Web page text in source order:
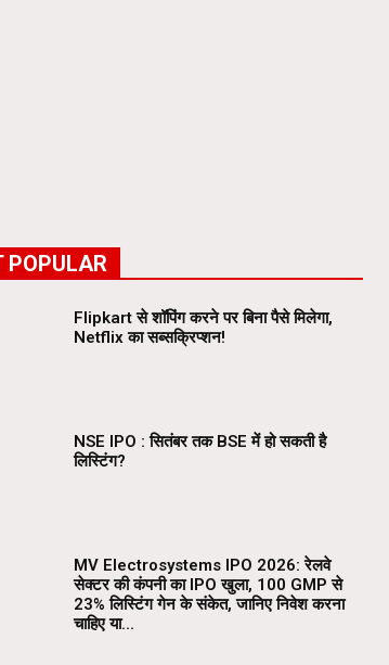
POPULAR
Flipkart से शॉपिंग करने पर बिना पैसे मिलेगा,
Netflix का सब्सक्रिप्शन!
NSE IPO : सितंबर तक BSE में हो सकती है
लिस्टिंग?
MV Electrosystems IPO 2026: रेलवे
सेक्टर की कंपनी का IPO खुला, ₹100 GMP से
23% लिस्टिंग गेन के संकेत, जानिए निवेश करना
चाहिए या...